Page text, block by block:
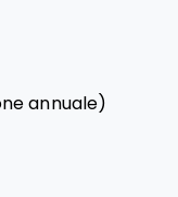
annuale)